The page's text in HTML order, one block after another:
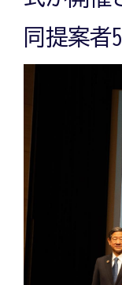
同提案者